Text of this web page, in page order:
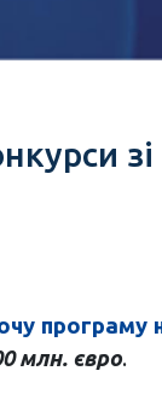
програму
млн. євро.